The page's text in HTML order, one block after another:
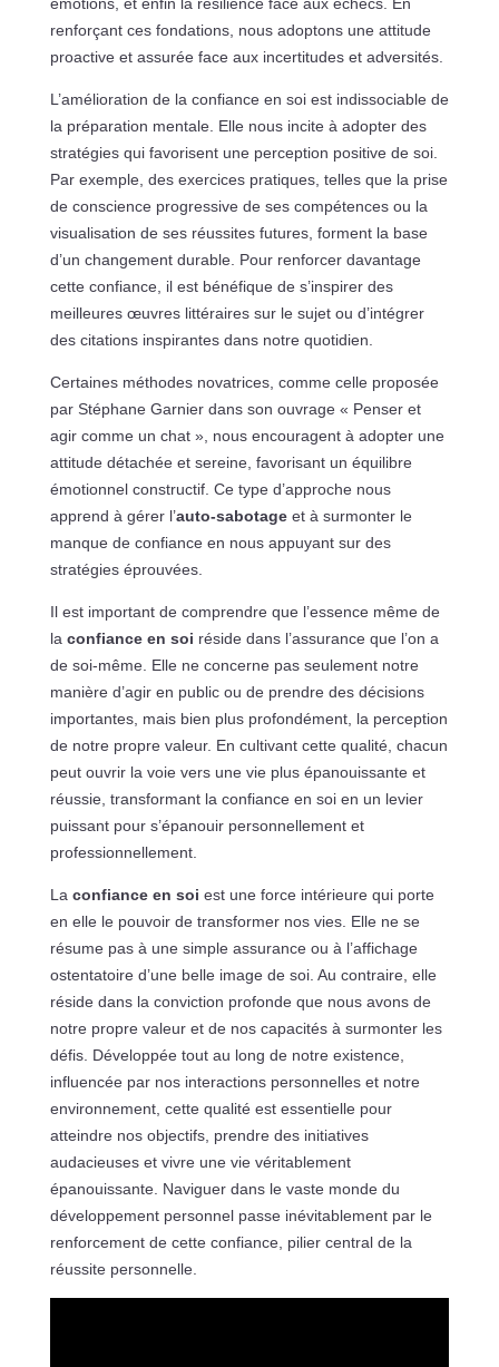
renforçant ces fondations, nous adoptons une attitude
proactive et assurée face aux incertitudes et adversités.
L’amélioration de la confiance en soi est indissociable de
la préparation mentale. Elle nous incite à adopter des
stratégies qui favorisent une perception positive de soi.
Par exemple, des exercices pratiques, telles que la prise
de conscience progressive de ses compétences ou la
visualisation de ses réussites futures, forment la base
d’un changement durable. Pour renforcer davantage
cette confiance, il est bénéfique de s’inspirer des
meilleures œuvres littéraires sur le sujet ou d’intégrer
des citations inspirantes dans notre quotidien.
Certaines méthodes novatrices, comme celle proposée
par Stéphane Garnier dans son ouvrage « Penser et
agir comme un chat », nous encouragent à adopter une
attitude détachée et sereine, favorisant un équilibre
émotionnel constructif. Ce type d’approche nous
apprend à gérer l’auto-sabotageet à surmonter le
manque de confiance en nous appuyant sur des
stratégies éprouvées.
Il est important de comprendre que l’essence même de
la confiance en soi réside dans l’assurance que l’on a
de soi-même. Elle ne concerne pas seulement notre
manière d’agir en public ou de prendre des décisions
importantes, mais bien plus profondément, la perception
de notre propre valeur. En cultivant cette qualité, chacun
peut ouvrir la voie vers une vie plus épanouissante et
réussie, transformant la confiance en soi en un levier
puissant pour s’épanouir personnellement et
professionnellement.
La confiance en soi est une force intérieure qui porte
en elle le pouvoir de transformer nos vies. Elle ne se
résume pas à une simple assurance ou à l’affichage
ostentatoire d’une belle image de soi. Au contraire, elle
réside dans la conviction profonde que nous avons de
notre propre valeur et de nos capacités à surmonter les
défis. Développée tout au long de notre existence,
influencée par nos interactions personnelles et notre
environnement, cette qualité est essentielle pour
atteindre nos objectifs, prendre des initiatives
audacieuses et vivre une vie véritablement
épanouissante. Naviguer dans le vaste monde du
développement personnel passe inévitablement par le
renforcement de cette confiance, pilier central de la
réussite personnelle.